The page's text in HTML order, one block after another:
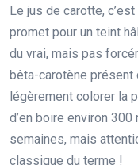
Le jus de carotte,
promet pour un teint
du vrai, mais pas
bêta-carotène
légèrement colorer la
d’en boire environ
semaines, mais
classique du terme !